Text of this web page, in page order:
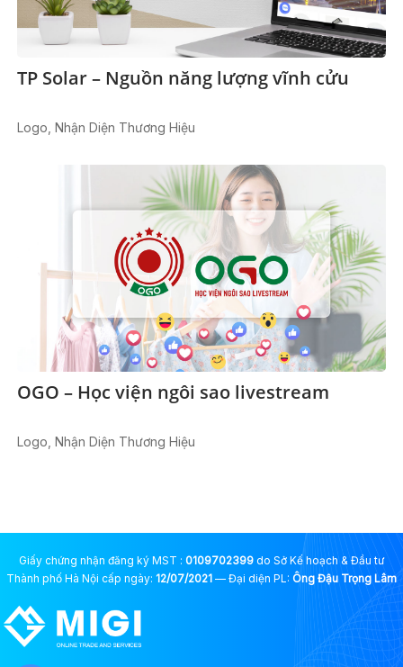
TP Solar – Nguồn năng lượng vĩnh cửu
Logo, Nhận Diện Thương Hiệu
OGO – Học viện ngôi sao livestream
Logo, Nhận Diện Thương Hiệu
Giấy chứng nhận đăng ký MST : 0109702399 do Sở Kế hoạch & Đầu tư
Thành phố Hà Nội cấp ngày: 12/07/2021 — Đại diện PL: Ông Đậu Trọng Lâm